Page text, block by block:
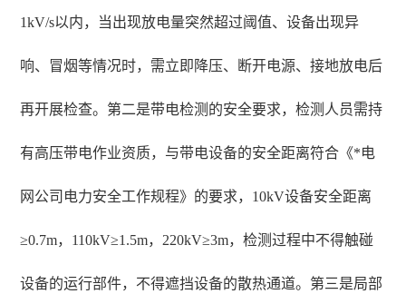
1kV/s以内，当出现放电量突然超过阈值、设备出现异
响、冒烟等情况时，需立即降压、断开电源、接地放电后
再开展检查。第二是带电检测的安全要求，检测人员需持
有高压带电作业资质，与带电设备的安全距离符合《*电
网公司电力安全工作规程》的要求，10kV设备安全距离
≥0.7m，110kV≥1.5m，220kV≥3m，检测过程中不得触碰
设备的运行部件，不得遮挡设备的散热通道。第三是局部